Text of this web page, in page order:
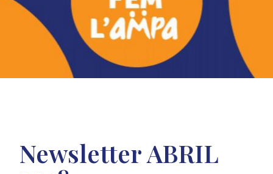
Newsletter ABRIL